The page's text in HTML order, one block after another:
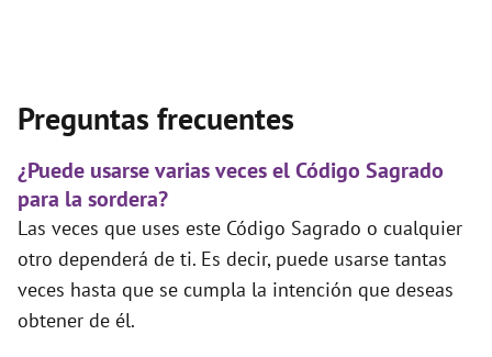
Preguntas frecuentes
¿Puede usarse varias veces el Código Sagrado
para la sordera?
Las veces que uses este Código Sagrado o cualquier
otro dependerá de ti. Es decir, puede usarse tantas
veces hasta que se cumpla la intención que deseas
obtener de él.